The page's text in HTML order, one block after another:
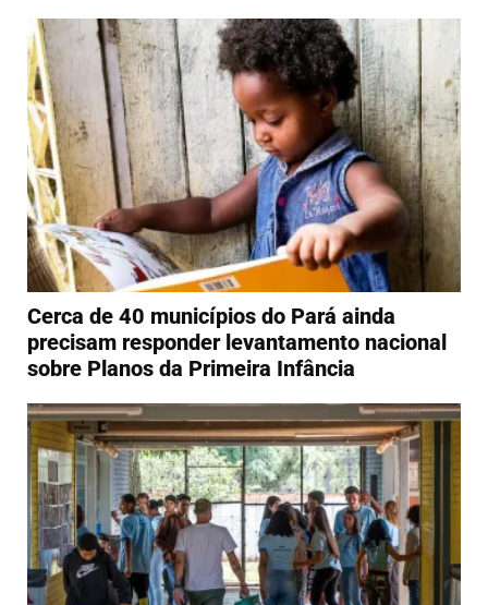
Cerca de 40 municípios do Pará ainda
precisam responder levantamento nacional
sobre Planos da Primeira Infância